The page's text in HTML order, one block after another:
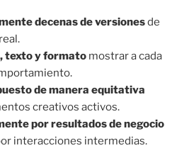
decenas de versionesde
texto y formato mostrar a cada
de manera equitativa
creativos activos.
por resultados de negocio
interacciones intermedias.